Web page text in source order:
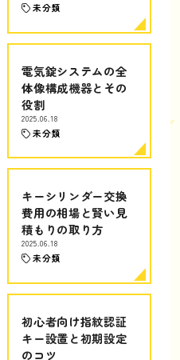
未分類
電気錠システムの全
体像構成機器とその
役割
2025.06.18
未分類
キーシリンダー交換
費用の相場と賢い見
積もりの取り方
2025.06.18
未分類
初心者向け指紋認証
キー設置と初期設定
のコツ